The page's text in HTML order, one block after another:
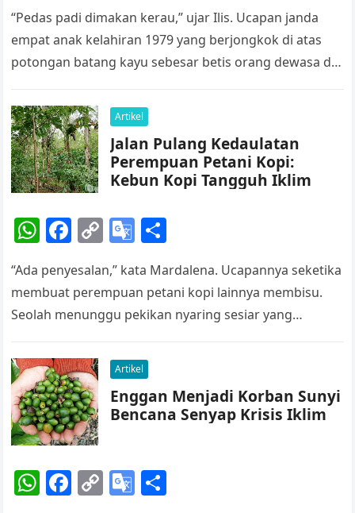
at
s
A
p
p
c
e
o
o
k
p
y
Li
n
k
o
gl
e
Tr
a
n
sl
e
ar
e
“Pedas padi dimakan kerau,” ujar Ilis. Ucapan janda
empat anak kelahiran 1979 yang berjongkok di atas
potongan batang kayu sebesar betis orang dewasa di
Artikel
Jalan Pulang Kedaulatan
Perempuan Petani Kopi:
Kebun Kopi Tangguh Iklim
W
at
s
p
p
F
c
e
o
o
k
C
p
y
Li
n
k
G
o
gl
Tr
a
n
e
ar
e
“Ada penyesalan,” kata Mardalena. Ucapannya seketika
membuat perempuan petani kopi lainnya membisu.
Seolah menunggu pekikan nyaring sesiar yang
pun…
Artikel
Enggan Menjadi Korban Sunyi
Bencana Senyap Krisis Iklim
W F C G